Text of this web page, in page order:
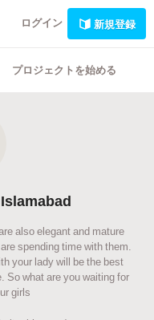
ログイン 新規登録
プロジェクトを始める
also elegant and mature
spending time with them.
your lady will be the best
So what are you waiting for
girls